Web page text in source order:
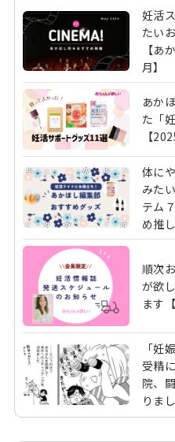
妊活
たい
【あ
月】
あか
た「
【
体に
みた
テム
め推
順次
が欲
ます
「妊
受精
院、
りま